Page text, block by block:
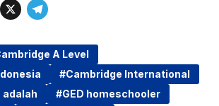
X
T
l
e
g
A Level
Cambridge International
adalah
GED homeschooler